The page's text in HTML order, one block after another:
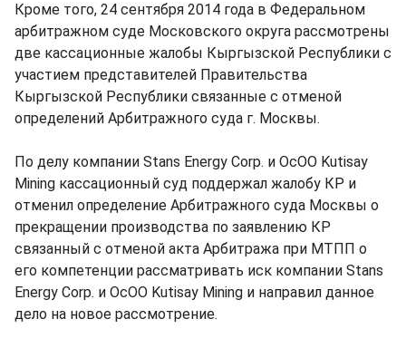
Кроме того, 24 сентября 2014 года в Федеральном
арбитражном суде Московского округа рассмотрены
две кассационные жалобы Кыргызской Республики с
участием представителей Правительства
Кыргызской Республики связанные с отменой
определений Арбитражного суда г. Москвы.
По делу компании Stans Energy Corp. и ОсОО Kutisay
Mining кассационный суд поддержал жалобу КР и
отменил определение Арбитражного суда Москвы о
прекращении производства по заявлению КР
связанный с отменой акта Арбитража при МТПП о
его компетенции рассматривать иск компании Stans
Energy Corp. и ОсОО Kutisay Mining и направил данное
дело на новое рассмотрение.